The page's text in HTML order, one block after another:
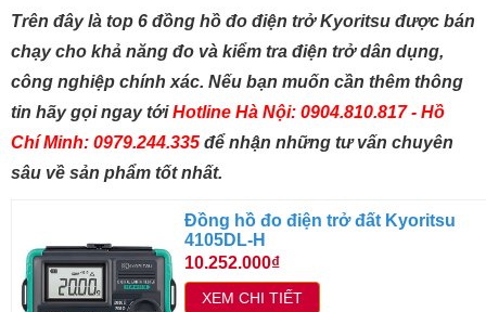
Trên đây là top 6 đồng hồ đo điện trở Kyoritsu được bán
chạy cho khả năng đo và kiểm tra điện trở dân dụng,
công nghiệp chính xác. Nếu bạn muốn cần thêm thông
tin hãy gọi ngay tớiHotline Hà Nội: 0904.810.817 - Hồ
Chí Minh: 0979.244.335 để nhận những tư vấn chuyên
sâu về sản phẩm tốt nhất.
Đồng hồ đo điện trở đất Kyoritsu
4105DL-H
10.252.000₫
XEM CHI TIẾT